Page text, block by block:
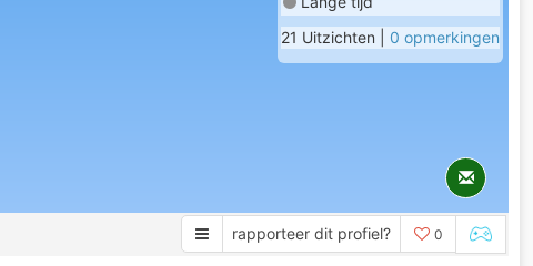
21 Uitzichten | 0 opmerkingen
rapporteer dit profiel? 0